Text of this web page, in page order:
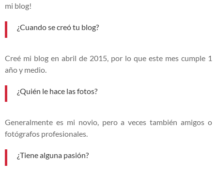
mi blog!
¿Cuando se creó tu blog?
Creé mi blog en abril de 2015, por lo que este mes cumple 1
año y medio.
¿Quién le hace las fotos?
Generalmente es mi novio, pero a veces también amigos o
fotógrafos profesionales.
¿Tiene alguna pasión?